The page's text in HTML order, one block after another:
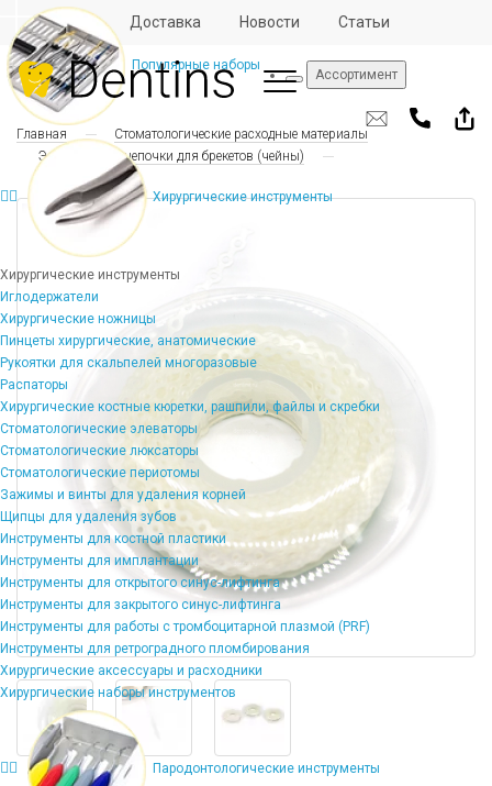
Отзывы Доставка Новости Статьи
Ассортимент
Популярные наборы
Хирургические инструменты
Хирургические инструменты
Иглодержатели
Хирургические ножницы
Пинцеты хирургические, анатомические
Рукоятки для скальпелей многоразовые
Распаторы
Хирургические костные кюретки, рашпили, файлы и скребки
Стоматологические элеваторы
Стоматологические люксаторы
Стоматологические периотомы
Зажимы и винты для удаления корней
Щипцы для удаления зубов
Инструменты для костной пластики
Инструменты для имплантации
Инструменты для открытого синус-лифтинга
Инструменты для закрытого синус-лифтинга
Инструменты для работы с тромбоцитарной плазмой (PRF)
Инструменты для ретроградного пломбирования
Хирургические аксессуары и расходники
Хирургические наборы инструментов
Пародонтологические инструменты
Главная
Стоматологические расходные материалы
Эластические цепочки для брекетов (чейны)